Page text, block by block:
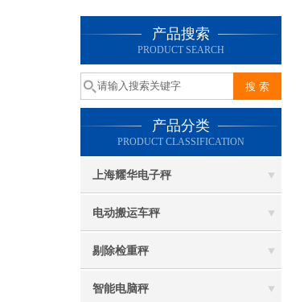
产品搜索
PRODUCT SEARCH
产品分类
PRODUCT CLASSIFICATION
上海耀华电子秤
电动搬运车秤
剔除检重秤
智能电脑秤